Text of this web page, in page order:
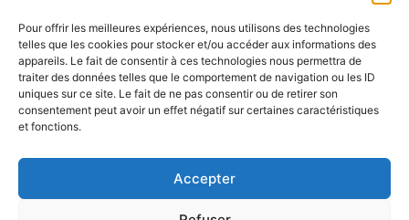
Pour offrir les meilleures expériences, nous utilisons des technologies
telles que les cookies pour stocker et/ou accéder aux informations des
appareils. Le fait de consentir à ces technologies nous permettra de
traiter des données telles que le comportement de navigation ou les ID
uniques sur ce site. Le fait de ne pas consentir ou de retirer son
consentement peut avoir un effet négatif sur certaines caractéristiques
et fonctions.
Accepter
Horaires d’ouverture au public :
Du 1er septembre au 30 juin 2026 (hors juillet et août)
du lundi au vendredi de 9h50 à 12h30 et de
Du 1er juillet au 31 août 2026